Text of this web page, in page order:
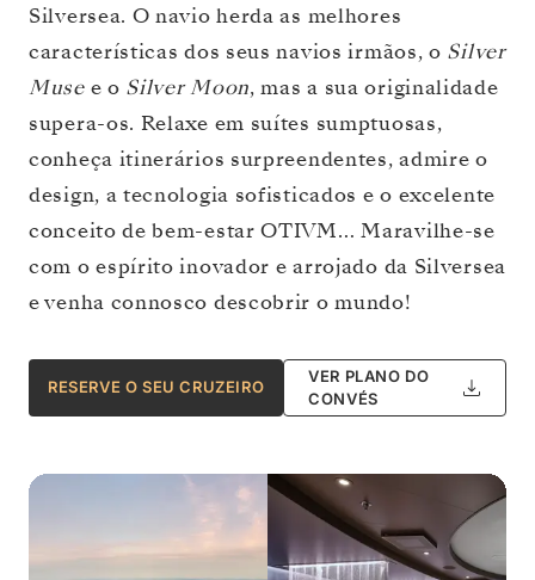
Silversea. O navio herda as melhores
características dos seus navios irmãos, o Silver
Musee o Silver Moon, mas a sua originalidade
supera-os. Relaxe em suítes sumptuosas,
conheça itinerários surpreendentes, admire o
design, a tecnologia sofisticados e o excelente
conceito de bem-estar OTIVM… Maravilhe-se
com o espírito inovador e arrojado da Silversea
e venha connosco descobrir o mundo!
RESERVE O SEU CRUZEIRO
VER PLANO DO
CONVÉS